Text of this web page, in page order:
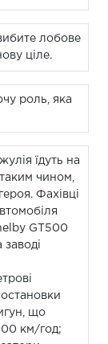
лобове
ціле.
роль, яка
їдуть на
чином,
Фахівці
GT500
що
км/год;